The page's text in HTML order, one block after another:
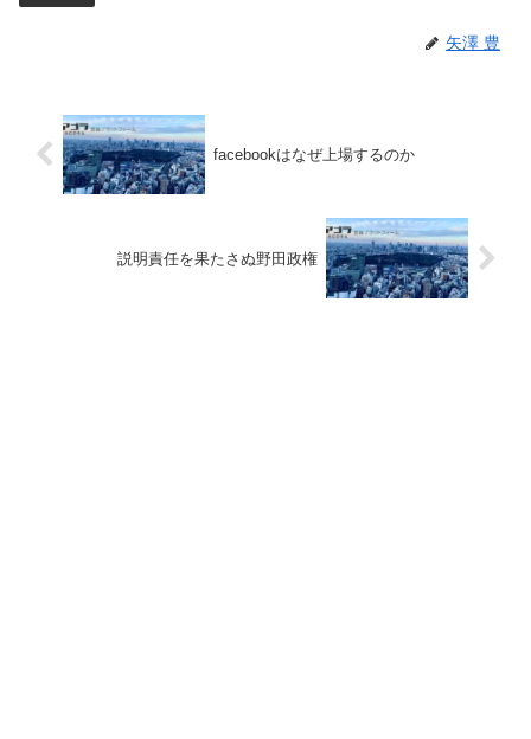
矢澤 豊
facebookはなぜ上場するのか
説明責任を果たさぬ野田政権